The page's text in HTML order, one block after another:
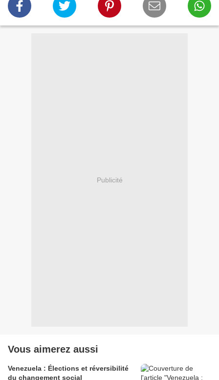
Publicité
Vous aimerez aussi
Venezuela : Élections et réversibilité
du changement social